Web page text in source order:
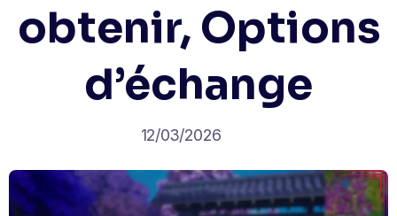
obtenir, Options
d’échange
12/03/2026